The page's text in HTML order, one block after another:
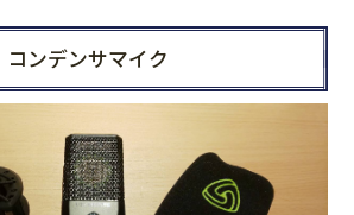
コンデンサマイク